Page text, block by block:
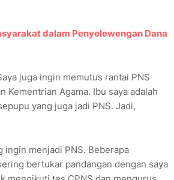
dalam Penyelewengan Dana
juga ingin memutus rantai PNS
Kementrian Agama. Ibu saya adalah
yang juga jadi PNS. Jadi,
ingin menjadi PNS. Beberapa
bertukar pandangan dengan saya